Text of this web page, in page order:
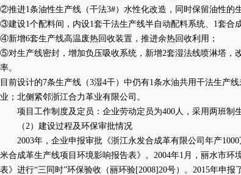
②推进1条油性生产线（干法3#）水性化改造，同时保留油性的
③建设1个配料间，内设1套干法生产线半自动配料系统、1套合
④新增6套生产线高温废热回收装置，推进余热回收利用；
⑤对生产线密封，增加负压吸收系统，新增2套湿法线喷淋塔，
率。
目前设计的7条生产线（3湿4干）中仍有1条水油共用干法生产
业；北侧紧邻浙江合力革业有限公司。
项目工作制度及定员：企业劳动定员为400人，采用两班制
（2）建设过程及环保审批情况
2003年，企业申报审批《浙江永发合成革有限公司年产1000
米合成革生产线项目环境影响报告表》。 2004年1月，丽水市环
表》进行“三同时”环保验收（丽环验[2008]20号）。2015年申